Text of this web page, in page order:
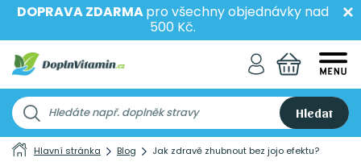
DOPRAVA ZDARMApro všechny objednávky nad
500 Kč.
Hledat
Hlavní stránka Blog Jak zdravě zhubnout bez jojo efektu?